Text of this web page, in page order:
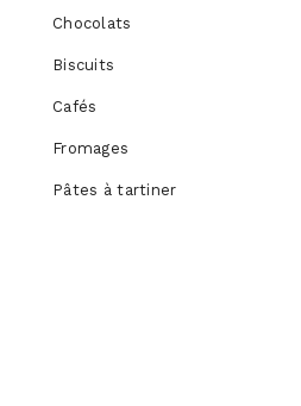
Chocolats
Biscuits
Cafés
Fromages
Pâtes à tartiner